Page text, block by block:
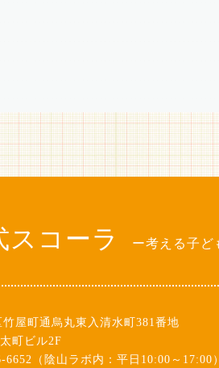
スコーラ ー考える子ど
屋町通烏丸東入清水町381番地
町ビル2F
6652（陰山ラボ内：平日10:00～17:00